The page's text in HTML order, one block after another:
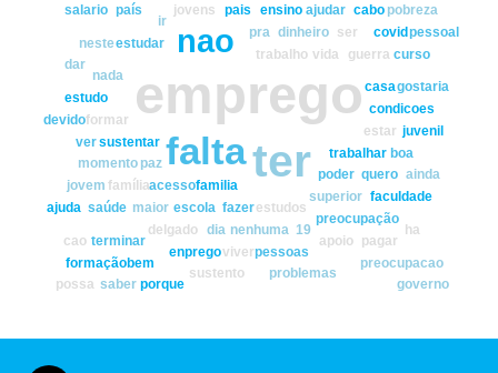
emprego
ter
falta
nao trabalho
dinheiro
poder
familia
jovens
pra
acesso
ensino
vida
superior
ajudar
trabalhar
estudos
ir
escola
pais
ser
maior
estudar
fazer
cabo
guerra
paz
preocupação
sustentar
família
nenhuma
país
casa
delgado
quero
estar
19
covid
pagar
momento
terminar
condicoes
apoio
saúde
faculdade
formar
nada
pessoas
enprego
dia
viver
neste
boa
preocupacao
formação
pobreza
curso
estudo
ha
jovem
salario
bem
problemas
gostaria
juvenil
sustento
ainda
governo
pessoal
porque
possa saber
ver
ajuda
cao
dar
devido